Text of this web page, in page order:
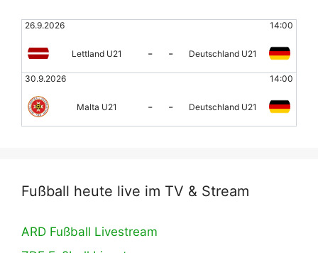
26.9.2026 14:00
Lettland U21 - - Deutschland U21
30.9.2026 14:00
Malta U21 - - Deutschland U21
Fußball heute live im TV & Stream
ARD Fußball Livestream